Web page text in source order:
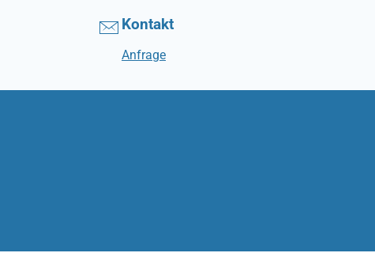
Kontakt
Anfrage